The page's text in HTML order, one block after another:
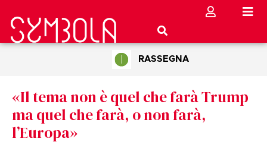
RASSEGNA
«Il tema non è quel che farà Trump
ma quel che farà, o non farà,
l’Europa»